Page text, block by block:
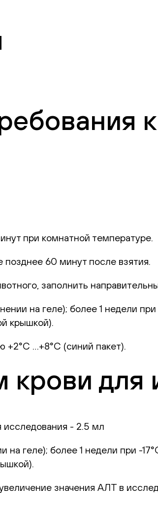
при комнатной температуре.
60 минут после взятия.
заполнить
на геле); более 1 недели
крышкой).
+2°С …+8°С (синий пакет).
для
- 2.5 мл
на геле); более 1 недели при -
значения АЛТ в